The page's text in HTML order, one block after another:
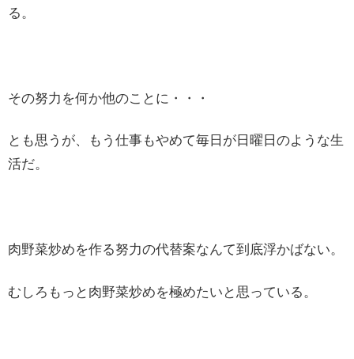
る。
その努力を何か他のことに・・・
とも思うが、もう仕事もやめて毎日が日曜日のような生
活だ。
肉野菜炒めを作る努力の代替案なんて到底浮かばない。
むしろもっと肉野菜炒めを極めたいと思っている。